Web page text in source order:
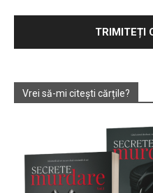
Vrei să-mi citești cărțile?